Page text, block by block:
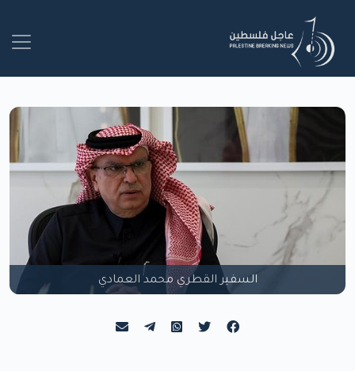
السفير القطري محمد العمادي